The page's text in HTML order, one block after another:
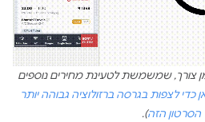
צורך, שמשמשת לטעינת מחירים נוספים
כדי לצפות בגרסה ברזולוציה גבוהה יותר
הסרטון הזה).